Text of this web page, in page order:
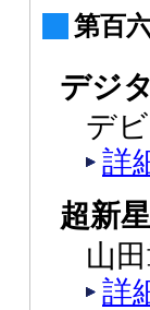
第百
デジ
デ
詳
超新星
山
詳